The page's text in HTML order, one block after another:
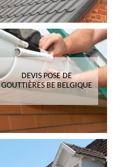
DEVIS POSE DE
GOUTTIÈRES BE BELGIQUE